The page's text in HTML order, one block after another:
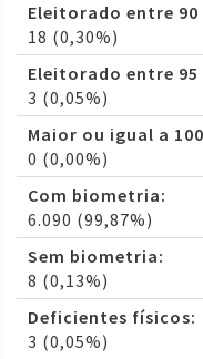
Eleitorado entre 90
18 (0,30%)
Eleitorado entre 95
3 (0,05%)
Maior ou igual a
0 (0,00%)
Com biometria:
6.090 (99,87%)
Sem biometria:
8 (0,13%)
Deficientes físicos:
3 (0,05%)